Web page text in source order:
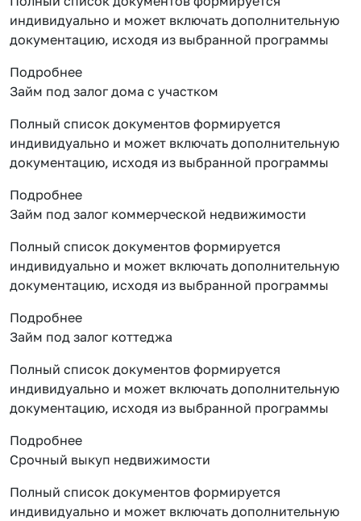
индивидуально и может включать дополнительную
документацию, исходя из выбранной программы
Подробнее
Займ под залог дома с участком
Полный список документов формируется
индивидуально и может включать дополнительную
документацию, исходя из выбранной программы
Подробнее
Займ под залог коммерческой недвижимости
Полный список документов формируется
индивидуально и может включать дополнительную
документацию, исходя из выбранной программы
Подробнее
Займ под залог коттеджа
Полный список документов формируется
индивидуально и может включать дополнительную
документацию, исходя из выбранной программы
Подробнее
Срочный выкуп недвижимости
Полный список документов формируется
индивидуально и может включать дополнительную